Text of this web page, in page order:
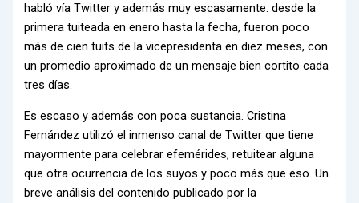
habló vía Twitter y además muy escasamente: desde la
primera tuiteada en enero hasta la fecha, fueron poco
más de cien tuits de la vicepresidenta en diez meses, con
un promedio aproximado de un mensaje bien cortito cada
tres días.
Es escaso y además con poca sustancia. Cristina
Fernández utilizó el inmenso canal de Twitter que tiene
mayormente para celebrar efemérides, retuitear alguna
que otra ocurrencia de los suyos y poco más que eso. Un
breve análisis del contenido publicado por la